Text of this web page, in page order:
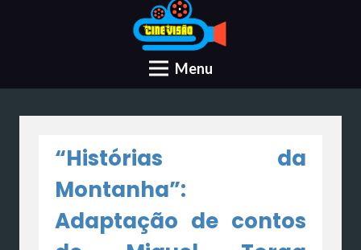
Menu
“Histórias da
Montanha”:
Adaptação de contos